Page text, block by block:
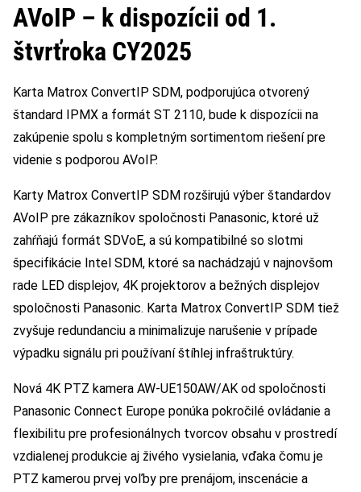
AVoIP – k dispozícii od 1.
štvrťroka CY2025
Karta Matrox ConvertIP SDM, podporujúca otvorený
štandard IPMX a formát ST 2110, bude k dispozícii na
zakúpenie spolu s kompletným sortimentom riešení pre
videnie s podporou AVoIP.
Karty Matrox ConvertIP SDM rozširujú výber štandardov
AVoIP pre zákazníkov spoločnosti Panasonic, ktoré už
zahŕňajú formát SDVoE, a sú kompatibilné so slotmi
špecifikácie Intel SDM, ktoré sa nachádzajú v najnovšom
rade LED displejov, 4K projektorov a bežných displejov
spoločnosti Panasonic. Karta Matrox ConvertIP SDM tiež
zvyšuje redundanciu a minimalizuje narušenie v prípade
výpadku signálu pri používaní štíhlej infraštruktúry.
Nová 4K PTZ kamera AW-UE150AW/AK od spoločnosti
Panasonic Connect Europe ponúka pokročilé ovládanie a
flexibilitu pre profesionálnych tvorcov obsahu v prostredí
vzdialenej produkcie aj živého vysielania, vďaka čomu je
PTZ kamerou prvej voľby pre prenájom, inscenácie a